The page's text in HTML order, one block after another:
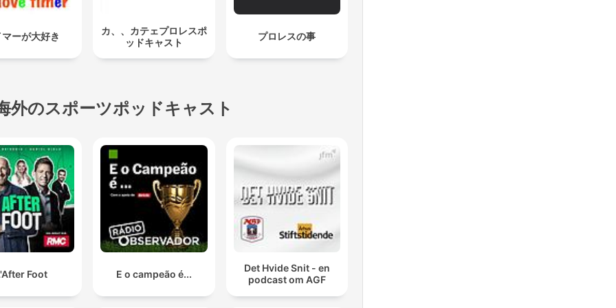
ーが大好き
カ、、カテェプロレスポ
ッドキャスト
プロレスの事
外のスポーツポッドキャスト
Foot E o campeão é...
Det Hvide Snit - en
podcast om AGF